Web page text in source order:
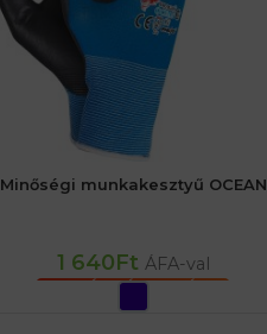
Minőségi munkakesztyű OCEAN
1 640Ft ÁFA-val
OPCIÓK VÁLASZTÁSA